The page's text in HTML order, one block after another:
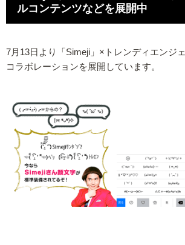
ルコンテンツなどを展開中
7月13日より「Simeji」×トレンディエンジ
コラボレーションを展開しています。